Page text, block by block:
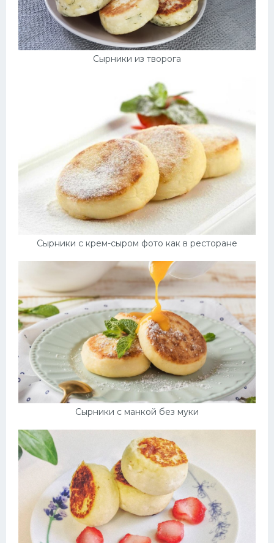
Сырники из творога
Сырники с крем-сыром фото как в ресторане
Сырники с манкой без муки